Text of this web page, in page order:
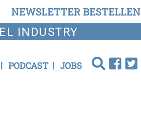
NEWSLETTER BESTELLEN
INDUSTRY
PODCAST JOBS